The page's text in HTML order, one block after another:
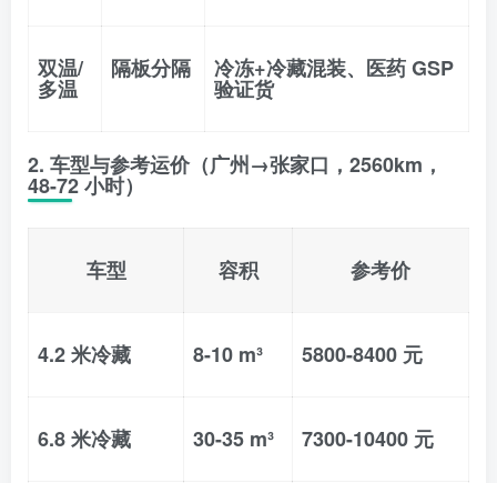
双温/
多温
隔板分隔 冷冻+冷藏混装、医药 GSP
验证货
2. 车型与参考运价（广州→张家口，2560km，
48-72 小时）
车型 容积 参考价
4.2 米冷藏 8-10 m³ 5800-8400 元
6.8 米冷藏 30-35 m³ 7300-10400 元